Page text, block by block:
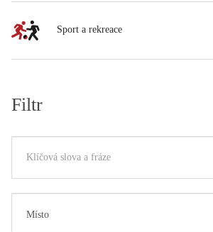
Sport a rekreace
Filtr
Místo